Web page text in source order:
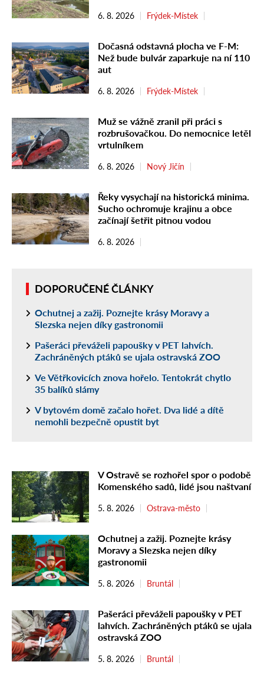
6. 8. 2026 Frýdek-Místek
Dočasná odstavná plocha ve F-M:
Než bude bulvár zaparkuje na ní 110
aut
6. 8. 2026 Frýdek-Místek
Muž se vážně zranil při práci s
rozbrušovačkou. Do nemocnice letěl
vrtulníkem
6. 8. 2026 Nový Jičín
Řeky vysychají na historická minima.
Sucho ochromuje krajinu a obce
začínají šetřit pitnou vodou
6. 8. 2026
DOPORUČENÉ ČLÁNKY
Ochutnej a zažij. Poznejte krásy Moravy a
Slezska nejen díky gastronomii
Pašeráci převáželi papoušky v PET lahvích.
Zachráněných ptáků se ujala ostravská ZOO
Ve Větřkovicích znova hořelo. Tentokrát chytlo
35 balíků slámy
V bytovém domě začalo hořet. Dva lidé a dítě
nemohli bezpečně opustit byt
V Ostravě se rozhořel spor o podobě
Komenského sadů, lidé jsou naštvaní
5. 8. 2026 Ostrava-město
Ochutnej a zažij. Poznejte krásy
Moravy a Slezska nejen díky
gastronomii
5. 8. 2026 Bruntál
Pašeráci převáželi papoušky v PET
lahvích. Zachráněných ptáků se ujala
ostravská ZOO
5. 8. 2026 Bruntál